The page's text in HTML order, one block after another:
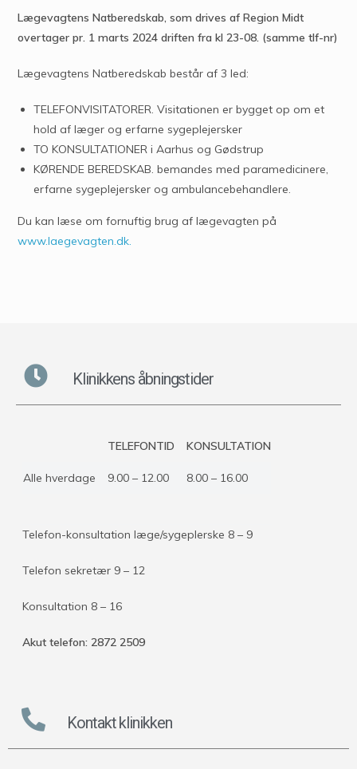
Lægevagtens Natberedskab, som drives af Region Midt
overtager pr. 1 marts 2024 driften fra kl 23-08. (samme tlf-nr)
Lægevagtens Natberedskab består af 3 led:
TELEFONVISITATORER. Visitationen er bygget op om et
hold af læger og erfarne sygeplejersker
TO KONSULTATIONER i Aarhus og Gødstrup
KØRENDE BEREDSKAB. bemandes med paramedicinere,
erfarne sygeplejersker og ambulancebehandlere.
Du kan læse om fornuftig brug af lægevagten på
www.laegevagten.dk.
Klinikkens åbningstider
TELEFONTID KONSULTATION
Alle hverdage 9.00 – 12.00 8.00 – 16.00
Telefon-konsultation læge/sygeplerske 8 – 9
Telefon sekretær 9 – 12
Konsultation 8 – 16
Akut telefon: 2872 2509
Kontakt klinikken